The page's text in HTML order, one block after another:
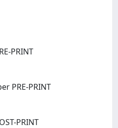
PRINT
PRE-PRINT
PRINT